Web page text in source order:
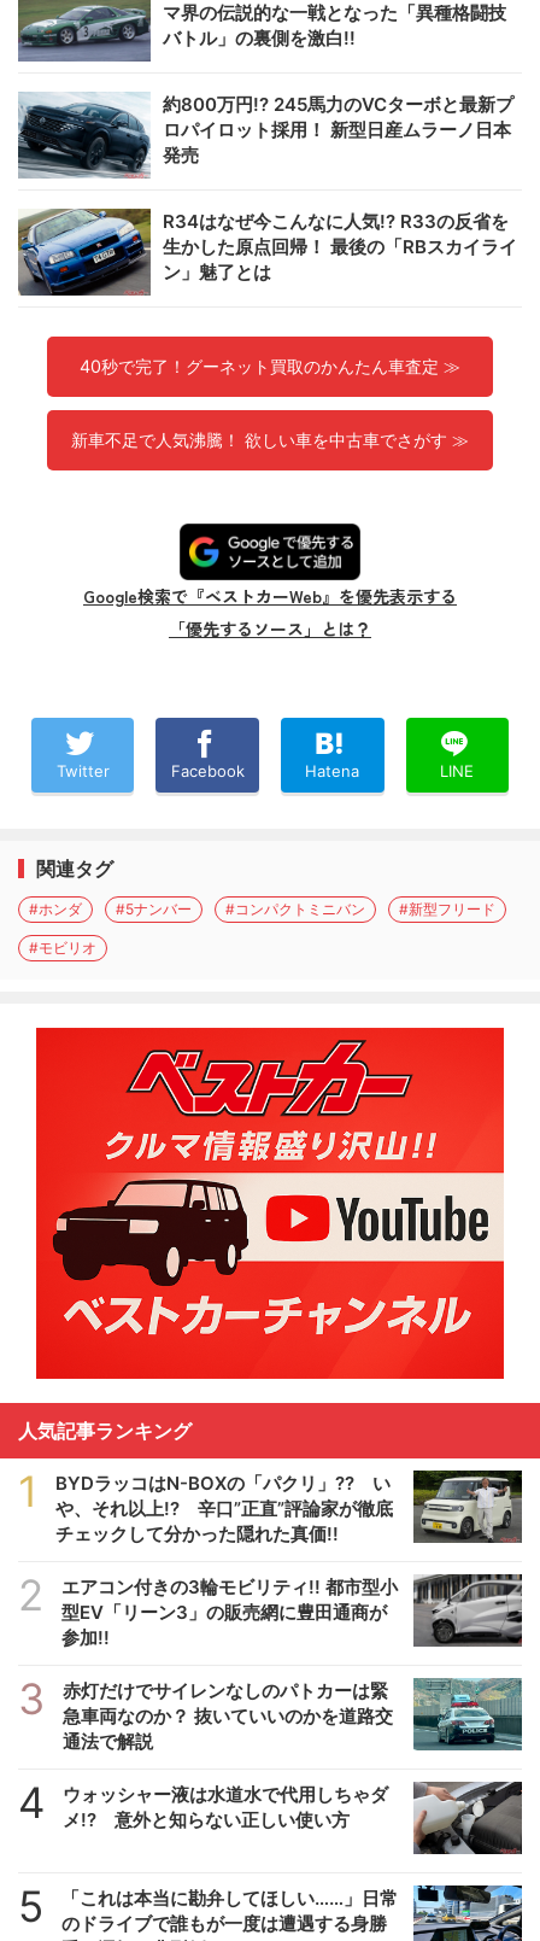
マ界の伝説的な一戦となった「異種格闘技
バトル」の裏側を激白!!
約800万円!? 245馬力のVCターボと最新プ
ロパイロット採用！ 新型日産ムラーノ日本
発売
R34はなぜ今こんなに人気!? R33の反省を
生かした原点回帰！ 最後の「RBスカイライ
ン」魅了とは
40秒で完了！グーネット買取のかんたん車査定 ≫
新車不足で人気沸騰！ 欲しい車を中古車でさがす ≫
Google検索で『ベストカーWeb』を優先表示する
「優先するソース」とは？
Twitter Facebook Hatena LINE
関連タグ
#ホンダ #5ナンバー #コンパクトミニバン #新型フリード
#モビリオ
人気記事ランキング
1
BYDラッコはN-BOXの「パクリ」?? い
や、それ以上!? 辛口”正直”評論家が徹底
チェックして分かった隠れた真価!!
2
エアコン付きの3輪モビリティ!! 都市型小
型EV「リーン3」の販売網に豊田通商が
参加!!
3
赤灯だけでサイレンなしのパトカーは緊
急車両なのか？ 抜いていいのかを道路交
通法で解説
4
ウォッシャー液は水道水で代用しちゃダ
メ!? 意外と知らない正しい使い方
5
「これは本当に勘弁してほしい……」日常
のドライブで誰もが一度は遭遇する身勝